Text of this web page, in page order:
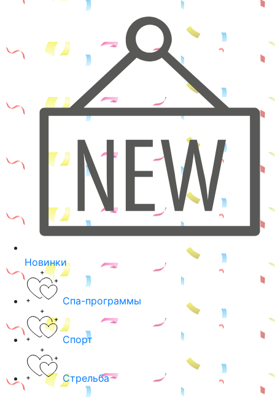
Новинки
Спа-программы
Спорт
Стрельба